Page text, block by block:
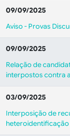
09/09/2025
Aviso - Provas
09/09/2025
Relação de
interpostos contra
03/09/2025
Interposição de
heteroidentificação